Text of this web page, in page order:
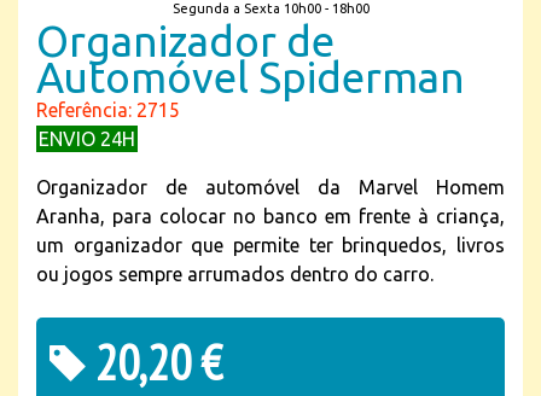
Segunda a Sexta 10h00 - 18h00
Organizador de
Automóvel Spiderman
Referência: 2715
ENVIO 24H
Organizador de automóvel da Marvel Homem
Aranha, para colocar no banco em frente à criança,
um organizador que permite ter brinquedos, livros
ou jogos sempre arrumados dentro do carro.
20,20 €